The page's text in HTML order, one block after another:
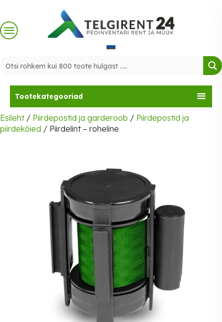
content
Tootekategooriad
Esileht/ Piirdepostid ja garderoob / Piirdepostid ja
piirdeköied / Piirdelint – roheline